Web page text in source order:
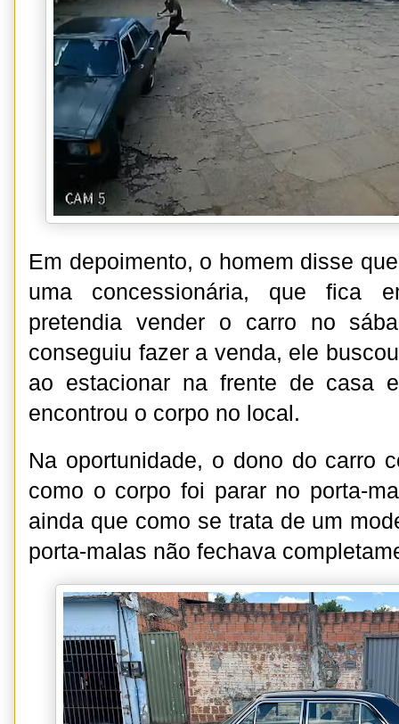
Em depoimento, o homem disse
uma concessionária, que fica
pretendia vender o carro no
conseguiu fazer a venda, ele
ao estacionar na frente de casa
encontrou o corpo no local.
Na oportunidade, o dono do carro
como o corpo foi parar no porta-
ainda que como se trata de um
porta-malas não fechava